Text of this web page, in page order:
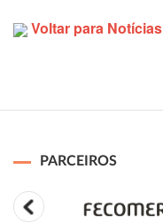
Voltar para Notícias
PARCEIROS